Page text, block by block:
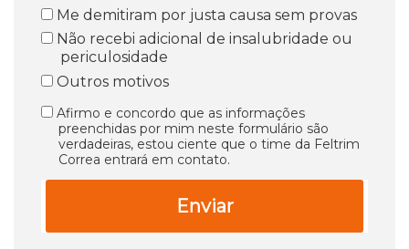
Me demitiram por justa causa sem provas
Não recebi adicional de insalubridade ou
periculosidade
Outros motivos
Afirmo e concordo que as informações
preenchidas por mim neste formulário são
verdadeiras, estou ciente que o time da Feltrim
Correa entrará em contato.
Enviar